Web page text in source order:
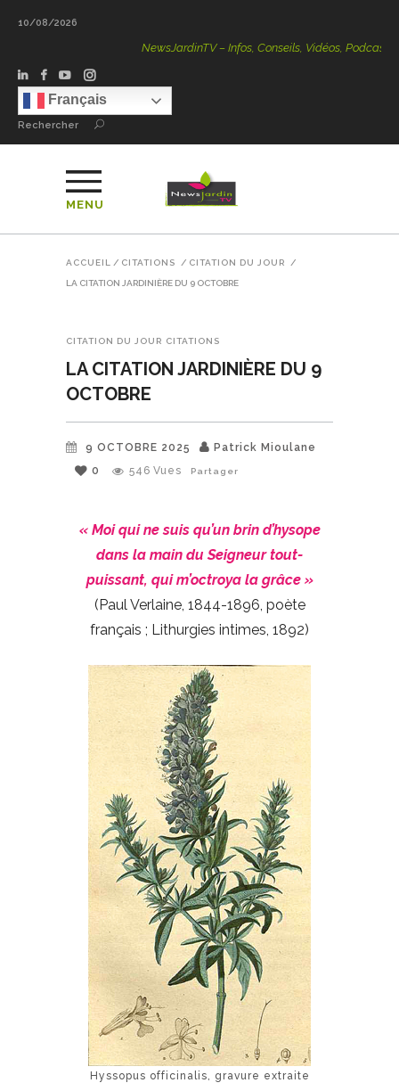
10/08/2026
NewsJardinTV – Infos, Conseils, Vidéos, Podcasts – 100
Français
Rechercher
MENU
ACCUEIL / CITATIONS / CITATION DU JOUR /
LA CITATION JARDINIÈRE DU 9 OCTOBRE
CITATION DU JOUR CITATIONS
LA CITATION JARDINIÈRE DU 9
OCTOBRE
9 OCTOBRE 2025
Patrick Mioulane
0
546 Vues Partager
« Moi qui ne suis qu’un brin d’hysope
dans la main du Seigneur tout-
puissant, qui m’octroya la grâce »
(Paul Verlaine, 1844-1896, poète
français ; Lithurgies intimes, 1892)
Hyssopus officinalis, gravure extraite